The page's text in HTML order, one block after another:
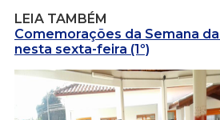
LEIA TAMBÉM
Comemorações da Semana
nesta sexta-feira (1º)